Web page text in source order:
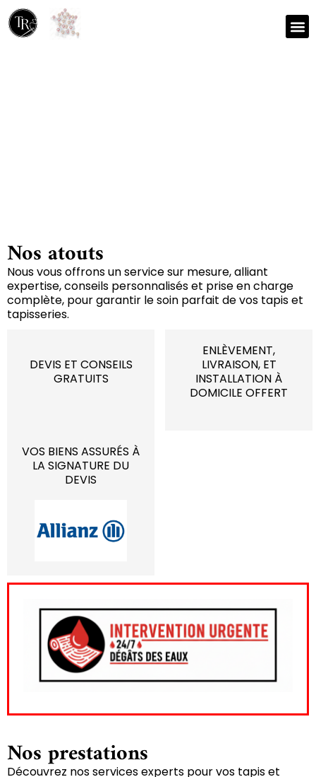
Nos atouts
Nous vous offrons un service sur mesure, alliant
expertise, conseils personnalisés et prise en charge
complète, pour garantir le soin parfait de vos tapis et
tapisseries.
DEVIS ET CONSEILS
GRATUITS
ENLÈVEMENT,
LIVRAISON, ET
INSTALLATION À
DOMICILE OFFERT
VOS BIENS ASSURÉS À
LA SIGNATURE DU
DEVIS
Nos prestations
Découvrez nos services experts pour vos tapis et